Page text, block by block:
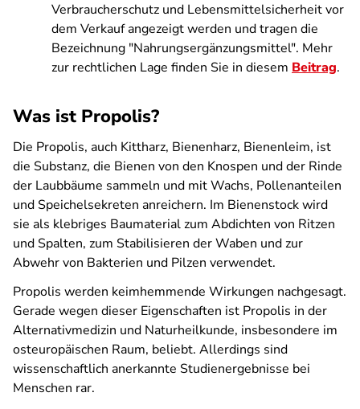
Verbraucherschutz und Lebensmittelsicherheit vor
dem Verkauf angezeigt werden und tragen die
Bezeichnung "Nahrungsergänzungsmittel". Mehr
zur rechtlichen Lage finden Sie in diesem Beitrag.
Was ist Propolis?
Die Propolis, auch Kittharz, Bienenharz, Bienenleim, ist
die Substanz, die Bienen von den Knospen und der Rinde
der Laubbäume sammeln und mit Wachs, Pollenanteilen
und Speichelsekreten anreichern. Im Bienenstock wird
sie als klebriges Baumaterial zum Abdichten von Ritzen
und Spalten, zum Stabilisieren der Waben und zur
Abwehr von Bakterien und Pilzen verwendet.
Propolis werden keimhemmende Wirkungen nachgesagt.
Gerade wegen dieser Eigenschaften ist Propolis in der
Alternativmedizin und Naturheilkunde, insbesondere im
osteuropäischen Raum, beliebt. Allerdings sind
wissenschaftlich anerkannte Studienergebnisse bei
Menschen rar.